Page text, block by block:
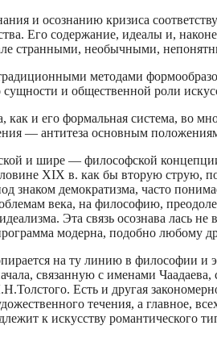
и осознанию кризиса
Его содержание, идеалы и,
странными, необычными,
методами
сущности и общественной роли
как и его формальная система, во
— антитеза основным
и шире — философской
XIX в. как бы вторую струю,
знаком демократизма, часто
века, на философию,
Эта связь осознава­ лась
модерна, подобно любому
на ту линию в философии и
связанную с именами
Есть и другая
течения, а главное,
к искусству романтического